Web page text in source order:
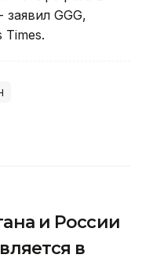
GGG,
Times.
и России
в